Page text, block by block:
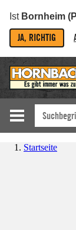
Ist Bornheim
JA, RICHTIG
Startseite